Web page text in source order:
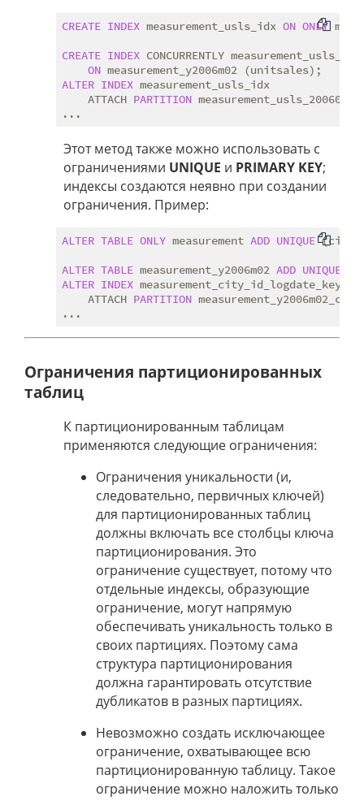
CREATE INDEX measurement_usls_idx ON ONLY
CREATE INDEX CONCURRENTLY
ON
ALTER INDEX measurement_usls_idx
    ATTACH
PARTITION
Этот метод также можно использовать с
ограничениями UNIQUE и PRIMARY KEY;
индексы создаются неявно при создании
ограничения. Пример:
ALTER TABLE ONLY measurement ADD UNIQUE
ALTER TABLE measurement_y2006m02 ADD UNIQUE
ALTER INDEX measurement_city_id_logdate_key
    ATTACH
PARTITION
Ограничения партиционированных
таблиц
К партиционированным таблицам
применяются следующие ограничения:
Ограничения уникальности (и,
следовательно, первичных ключей)
для партиционированных таблиц
должны включать все столбцы ключа
партиционирования. Это
ограничение существует, потому что
отдельные индексы, образующие
ограничение, могут напрямую
обеспечивать уникальность только в
своих партициях. Поэтому сама
структура партиционирования
должна гарантировать отсутствие
дубликатов в разных партициях.
Невозможно создать исключающее
ограничение, охватывающее всю
партиционированную таблицу. Такое
ограничение можно наложить только